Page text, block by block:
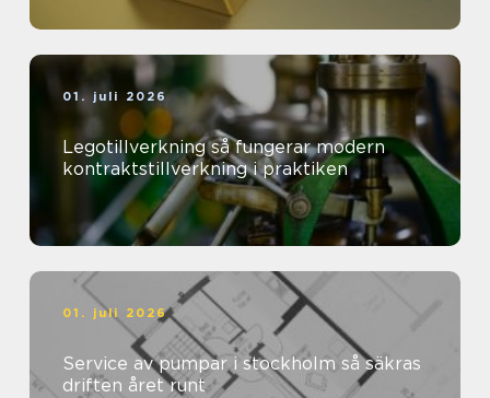
01. juli 2026
Legotillverkning så fungerar modern
kontraktstillverkning i praktiken
01. juli 2026
Service av pumpar i stockholm så säkras
driften året runt